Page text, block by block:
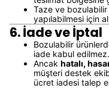
Taze ve bozulabilir
yapılabilmesi için
6. İade ve İptal
Bozulabilir
iade kabul edilmez.
Ancak hatalı,
müşteri destek
ücret iadesi talep